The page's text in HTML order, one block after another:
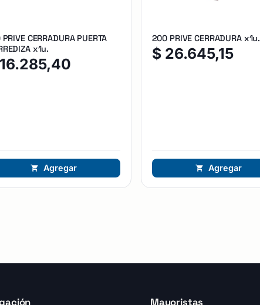
CERRADURA PUERTA
x1u.
16.285,40
Agregar
200 PRIVE CERRADURA x1u.
$ 26.645,15
Agregar
Mayoristas